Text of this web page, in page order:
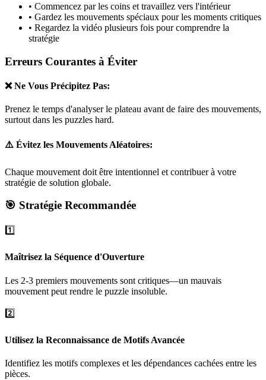
• Commencez par les coins et travaillez vers l'intérieur
• Gardez les mouvements spéciaux pour les moments critiques
• Regardez la vidéo plusieurs fois pour comprendre la
stratégie
Erreurs Courantes à Éviter
❌ Ne Vous Précipitez Pas:
Prenez le temps d'analyser le plateau avant de faire des mouvements,
surtout dans les puzzles hard.
⚠️ Évitez les Mouvements Aléatoires:
Chaque mouvement doit être intentionnel et contribuer à votre
stratégie de solution globale.
🎯 Stratégie Recommandée
1️⃣
Maîtrisez la Séquence d'Ouverture
Les 2-3 premiers mouvements sont critiques—un mauvais
mouvement peut rendre le puzzle insoluble.
2️⃣
Utilisez la Reconnaissance de Motifs Avancée
Identifiez les motifs complexes et les dépendances cachées entre les
pièces.